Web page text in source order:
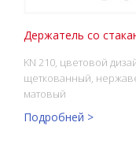
Держатель со
KN 210, цветовой
щеткованный,
матовый
Подробней >